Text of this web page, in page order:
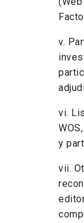
v.
vi.
y
vii.